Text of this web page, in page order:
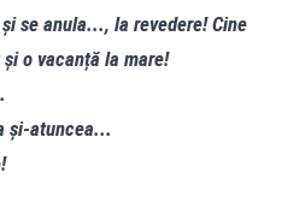
se anula..., la revedere! Cine
o vacanță la mare!
și-atuncea...